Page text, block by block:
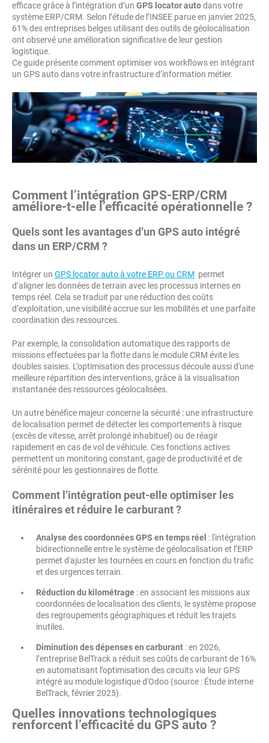
efficace grâce à l’intégration d’un GPS locator autodans votre
système ERP/CRM. Selon l’étude de l’INSEE parue en janvier 2025,
61% des entreprises belges utilisant des outils de géolocalisation
ont observé une amélioration significative de leur gestion
logistique.
Ce guide présente comment optimiser vos workflows en intégrant
un GPS auto dans votre infrastructure d’information métier.
Comment l’intégration GPS-ERP/CRM
améliore-t-elle l’efficacité opérationnelle ?
Quels sont les avantages d’un GPS auto intégré
dans un ERP/CRM ?
Intégrer un GPS locator auto à votre ERP ou CRM permet
d’aligner les données de terrain avec les processus internes en
temps réel. Cela se traduit par une réduction des coûts
d’exploitation, une visibilité accrue sur les mobilités et une parfaite
coordination des ressources.
Par exemple, la consolidation automatique des rapports de
missions effectuées par la flotte dans le module CRM évite les
doubles saisies. L’optimisation des processus découle aussi d'une
meilleure répartition des interventions, grâce à la visualisation
instantanée des ressources géolocalisées.
Un autre bénéfice majeur concerne la sécurité : une infrastructure
de localisation permet de détecter les comportements à risque
(excès de vitesse, arrêt prolongé inhabituel) ou de réagir
rapidement en cas de vol de véhicule. Ces fonctions actives
permettent un monitoring constant, gage de productivité et de
sérénité pour les gestionnaires de flotte.
Comment l’intégration peut-elle optimiser les
itinéraires et réduire le carburant ?
Analyse des coordonnées GPS en temps réel : l'intégration
bidirectionnelle entre le système de géolocalisation et l’ERP
permet d'ajuster les tournées en cours en fonction du trafic
et des urgences terrain.
Réduction du kilométrage : en associant les missions aux
coordonnées de localisation des clients, le système propose
des regroupements géographiques et réduit les trajets
inutiles.
Diminution des dépenses en carburant : en 2026,
l’entreprise BelTrack a réduit ses coûts de carburant de 16%
en automatisant l’optimisation des circuits via leur GPS
intégré au module logistique d'Odoo (source : Étude interne
BelTrack, février 2025).
Quelles innovations technologiques
renforcent l’efficacité du GPS auto ?